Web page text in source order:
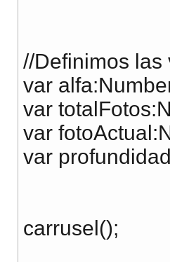
//Definimos las
var
var
var
var
carrusel();